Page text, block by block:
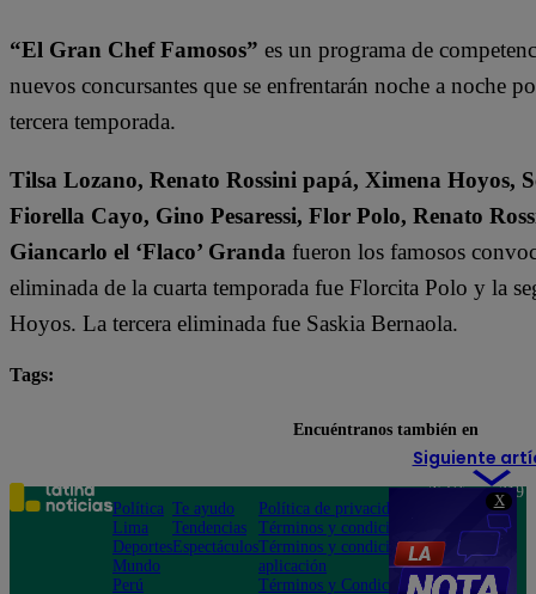
X
“El Gran Chef Famosos” es un programa de
nuevos concursantes que se enfrentarán noche a noche
tercera temporada.
Tilsa Lozano, Renato Rossini papá, Ximena Hoyos,
Fiorella Cayo, Gino Pesaressi, Flor Polo, Renato
Giancarlo el ‘Flaco’ Granda fueron los famosos
eliminada de la cuarta temporada fue Florcita Polo y la
Hoyos. La tercera eliminada fue Saskia Bernaola.
Tags:
Siguiente
Encuéntranos también en
Política
Lima
Deportes
Mundo
Perú
Te ayudo
Tendencias
Espectáculos
Política de privacidad
Términos y condiciones
Términos y condiciones
aplicación
Términos y Condiciones
Teléfono: 219
Av. San
Felipe 968
Jesús María